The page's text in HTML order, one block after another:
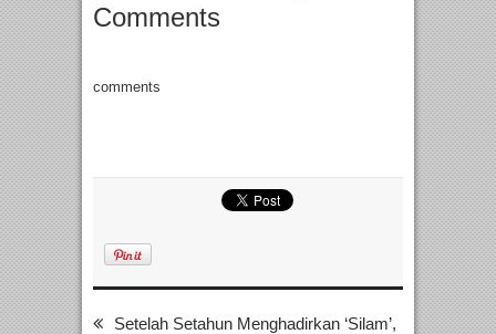
Comments
comments
Setelah Setahun Menghadirkan ‘Silam’,